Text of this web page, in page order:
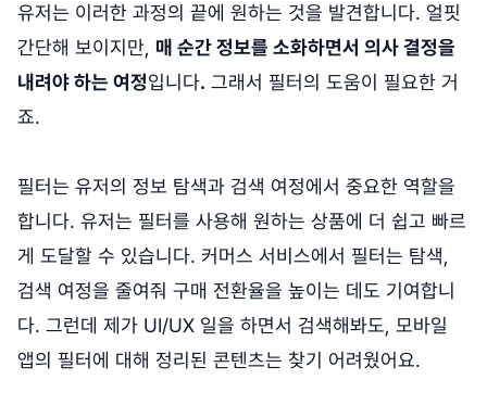
유저는 이러한 과정의 끝에 원하는 것을 발견합니다. 얼핏
간단해 보이지만, 매 순간 정보를 소화하면서 의사 결정을
내려야 하는 여정입니다. 그래서 필터의 도움이 필요한 거
죠.
필터는 유저의 정보 탐색과 검색 여정에서 중요한 역할을
합니다. 유저는 필터를 사용해 원하는 상품에 더 쉽고 빠르
게 도달할 수 있습니다. 커머스 서비스에서 필터는 탐색,
검색 여정을 줄여줘 구매 전환율을 높이는 데도 기여합니
다. 그런데 제가 UI/UX 일을 하면서 검색해봐도, 모바일
앱의 필터에 대해 정리된 콘텐츠는 찾기 어려웠어요.